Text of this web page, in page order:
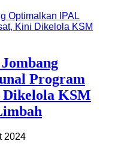
Program
KSM
2024